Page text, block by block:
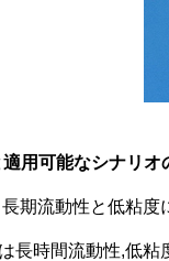
用可能なシナリオ
期流動性と低粘度
長時間流動性,低